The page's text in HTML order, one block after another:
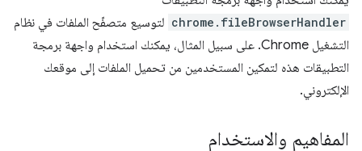
chrome.fileBrowserHandler لتوسيع متصفّح الملفات في نظام
التشغيل Chrome. على سبيل المثال، يمكنك استخدام واجهة برمجة
التطبيقات هذه لتمكين المستخدمين من تحميل الملفات إلى موقعك
الإلكتروني.
المفاهيم والاستخدام